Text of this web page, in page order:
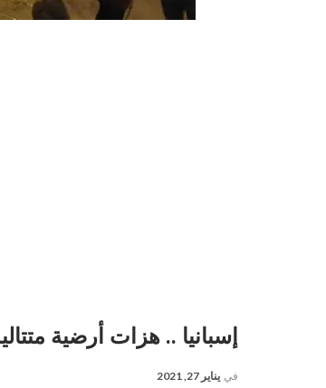
إسبانيا .. هزات أرضية
في يناير 27, 2021